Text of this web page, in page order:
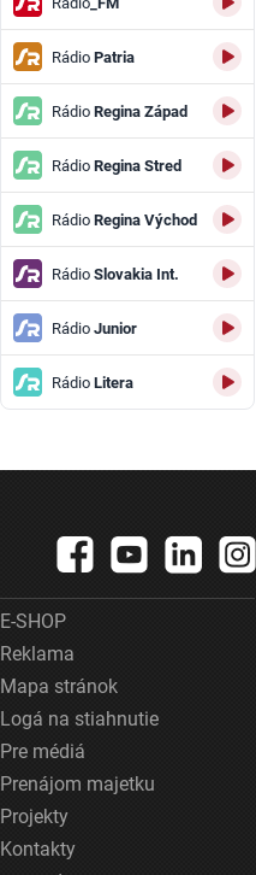
RádioPatria
RádioRegina Západ
RádioRegina Stred
RádioRegina Východ
RádioSlovakia Int.
RádioJunior
RádioLitera
E-SHOP
Reklama
Mapa stránok
Logá na stiahnutie
Pre médiá
Prenájom majetku
Projekty
Kontakty